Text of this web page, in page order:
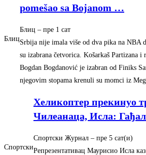
Блиц
pomešao sa Bojanom …
Блиц – ‎пре 1 сат‎
Srbija nije imala više od dva pika na NBA
su izabrana četvorica. Košarkaš Partizana i
Bogdan Bogdanović je izabran od Finiks
njegovim stopama krenuli su momci iz
Спортски
Хеликоптер прекинуо
Чилеанаца, Исла:
Спортски Журнал – ‎пре 5 сат(и)‎
Репрезентативац Маурисио Исла